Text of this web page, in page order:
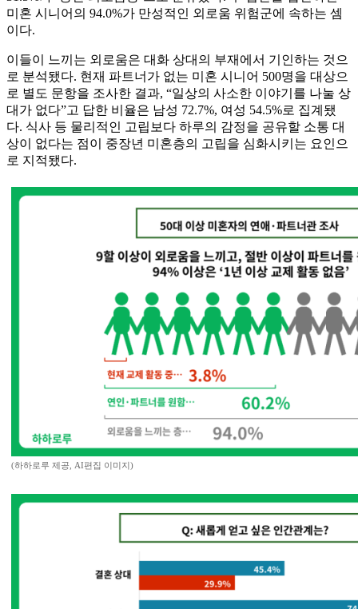
미혼 시니어의 94.0%가 만성적인 외로움 위험군에 속하는 셈
이다.
이들이 느끼는 외로움은 대화 상대의 부재에서 기인하는 것으
로 분석됐다. 현재 파트너가 없는 미혼 시니어 500명을 대상으
로 별도 문항을 조사한 결과, “일상의 사소한 이야기를 나눌 상
대가 없다”고 답한 비율은 남성 72.7%, 여성 54.5%로 집계됐
다. 식사 등 물리적인 고립보다 하루의 감정을 공유할 소통 대
상이 없다는 점이 중장년 미혼층의 고립을 심화시키는 요인으
로 지적됐다.
(하하로루 제공, AI편집 이미지)